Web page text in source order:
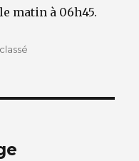
matin à 06h45.